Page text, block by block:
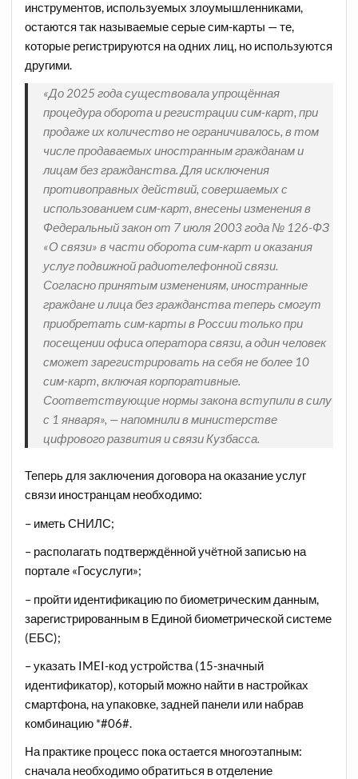
инструментов, используемых злоумышленниками,
остаются так называемые серые сим-карты — те,
которые регистрируются на одних лиц, но используются
другими.
«До 2025 года существовала упрощённая
процедура оборота и регистрации сим-карт, при
продаже их количество не ограничивалось, в том
числе продаваемых иностранным гражданам и
лицам без гражданства. Для исключения
противоправных действий, совершаемых с
использованием сим-карт, внесены изменения в
Федеральный закон от 7 июля 2003 года № 126-ФЗ
«О связи» в части оборота сим-карт и оказания
услуг подвижной радиотелефонной связи.
Согласно принятым изменениям, иностранные
граждане и лица без гражданства теперь смогут
приобретать сим-карты в России только при
посещении офиса оператора связи, а один человек
сможет зарегистрировать на себя не более 10
сим-карт, включая корпоративные.
Соответствующие нормы закона вступили в силу
с 1 января», — напомнили в министерстве
цифрового развития и связи Кузбасса.
Теперь для заключения договора на оказание услуг
связи иностранцам необходимо:
– иметь СНИЛС;
– располагать подтверждённой учётной записью на
портале «Госуслуги»;
– пройти идентификацию по биометрическим данным,
зарегистрированным в Единой биометрической системе
(ЕБС);
– указать IMEI-код устройства (15-значный
идентификатор), который можно найти в настройках
смартфона, на упаковке, задней панели или набрав
комбинацию *#06#.
На практике процесс пока остается многоэтапным:
сначала необходимо обратиться в отделение